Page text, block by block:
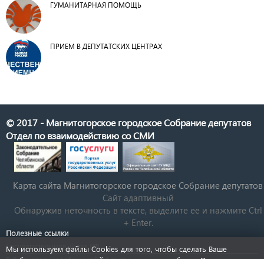
ГУМАНИТАРНАЯ ПОМОЩЬ
ПРИЕМ В ДЕПУТАТСКИХ ЦЕНТРАХ
© 2017 - Магнитогорское городское Собрание депутатов
Отдел по взаимодействию со СМИ
Карта сайта Магнитогорское городское Cобрание депутатов
Сайт адаптивный
Обнаружив неточность в тексте, выделите ее и нажмите Ctrl
+ Enter.
Полезные ссылки
Государственная Дума РФ
Мы используем файлы Cookies для того, чтобы сделать Ваше